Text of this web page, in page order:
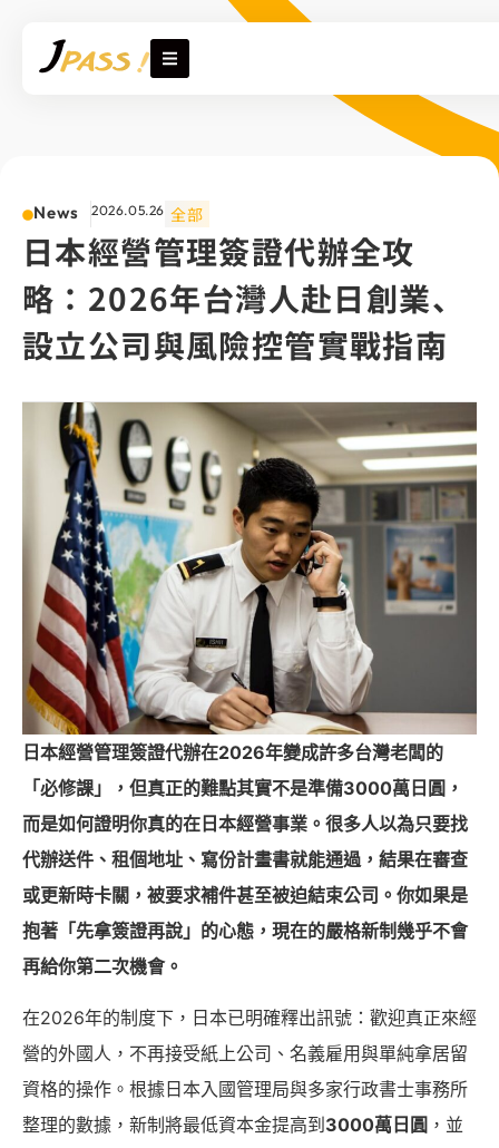
News 2026.05.26 全部
日本經營管理簽證代辦全攻
略：2026年台灣人赴日創業、
設立公司與風險控管實戰指南
日本經營管理簽證代辦在2026年變成許多台灣老闆的
「必修課」，但真正的難點其實不是準備3000萬日圓，
而是如何證明你真的在日本經營事業。很多人以為只要找
代辦送件、租個地址、寫份計畫書就能通過，結果在審查
或更新時卡關，被要求補件甚至被迫結束公司。你如果是
抱著「先拿簽證再說」的心態，現在的嚴格新制幾乎不會
再給你第二次機會。
在2026年的制度下，日本已明確釋出訊號：歡迎真正來經
營的外國人，不再接受紙上公司、名義雇用與單純拿居留
資格的操作。根據日本入國管理局與多家行政書士事務所
整理的數據，新制將最低資本金提高到 3000萬日圓 ，並